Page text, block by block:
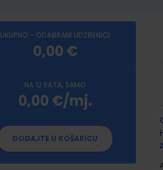
UKUPNO - ODABRANI UDŽBENICI
0,00 €
NA 12 RATA, SAMO
0,00 €/mj.
DODAJTE U KOŠARICU